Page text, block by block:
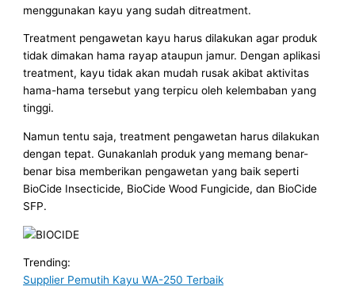
menggunakan kayu yang sudah ditreatment.
Treatment pengawetan kayu harus dilakukan agar produk
tidak dimakan hama rayap ataupun jamur. Dengan aplikasi
treatment, kayu tidak akan mudah rusak akibat aktivitas
hama-hama tersebut yang terpicu oleh kelembaban yang
tinggi.
Namun tentu saja, treatment pengawetan harus dilakukan
dengan tepat. Gunakanlah produk yang memang benar-
benar bisa memberikan pengawetan yang baik seperti
BioCide Insecticide, BioCide Wood Fungicide, dan BioCide
SFP.
Trending:
Supplier Pemutih Kayu WA-250 Terbaik